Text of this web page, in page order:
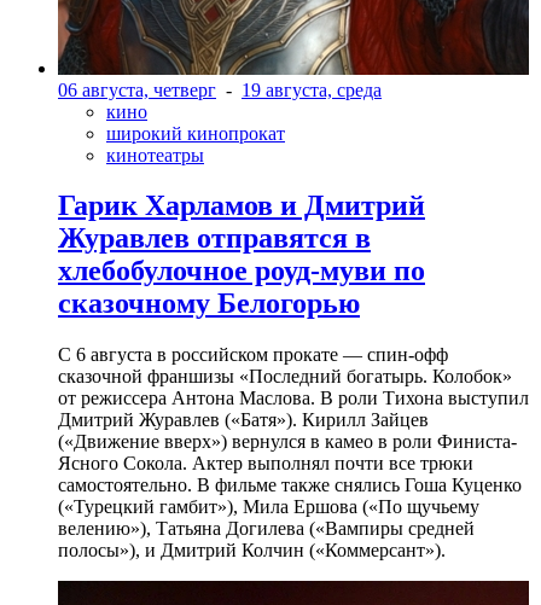
06 августа, четверг - 19 августа, среда
кино
широкий кинопрокат
кинотеатры
Гарик Харламов и Дмитрий
Журавлев отправятся в
хлебобулочное роуд-муви по
сказочному Белогорью
С 6 августа в российском прокате — спин-офф
сказочной франшизы «Последний богатырь. Колобок»
от режиссера Антона Маслова. В роли Тихона выступил
Дмитрий Журавлев («Батя»). Кирилл Зайцев
(«Движение вверх») вернулся в камео в роли Финиста-
Ясного Сокола. Актер выполнял почти все трюки
самостоятельно. В фильме также снялись Гоша Куценко
(«Турецкий гамбит»), Мила Ершова («По щучьему
велению»), Татьяна Догилева («Вампиры средней
полосы»), и Дмитрий Колчин («Коммерсант»).